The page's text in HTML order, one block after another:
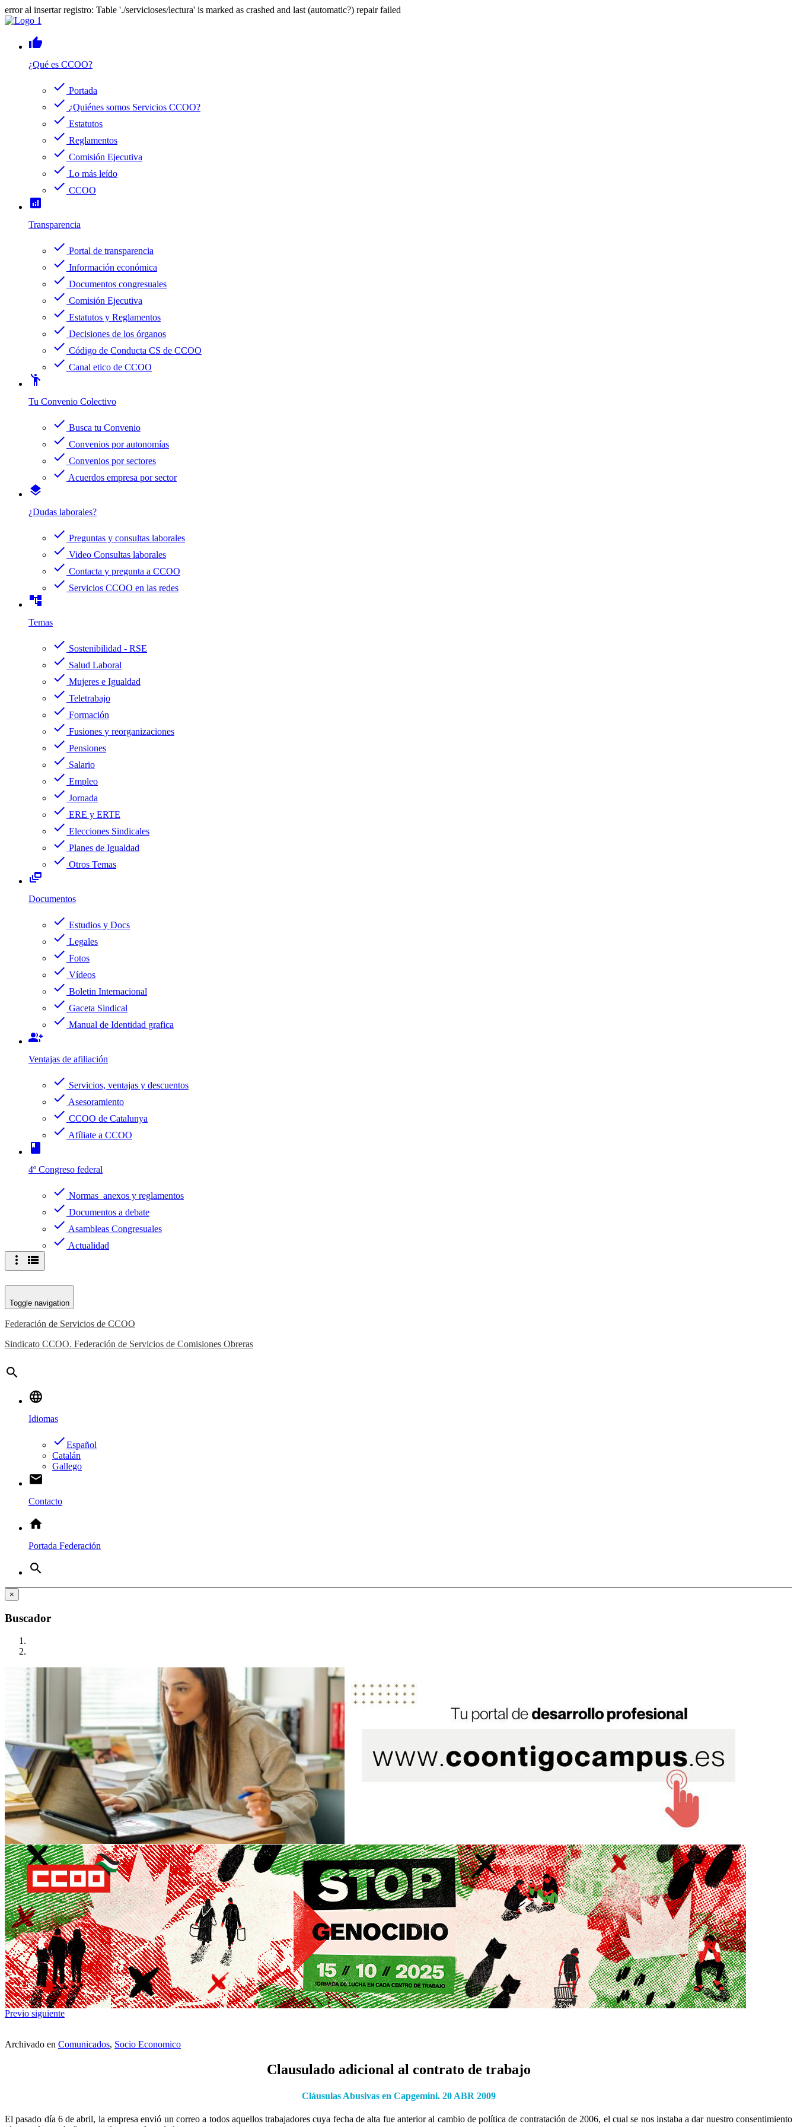
error al insertar registro: Table './servicioses/lectura' is marked as crashed and last (automatic?) repair failed
thumb_up
¿Qué es CCOO?
check Portada
check ¿Quiénes somos Servicios CCOO?
check Estatutos
check Reglamentos
check Comisión Ejecutiva
check Lo más leído
check CCOO
analytics
Transparencia
check Portal de transparencia
check Información económica
check Documentos congresuales
check Comisión Ejecutiva
check Estatutos y Reglamentos
check Decisiones de los órganos
check Código de Conducta CS de CCOO
check Canal etico de CCOO
emoji_people
Tu Convenio Colectivo
check Busca tu Convenio
check Convenios por autonomías
check Convenios por sectores
check Acuerdos empresa por sector
layers
¿Dudas laborales?
check Preguntas y consultas laborales
check Video Consultas laborales
check Contacta y pregunta a CCOO
check Servicios CCOO en las redes
account_tree
Temas
check Sostenibilidad - RSE
check Salud Laboral
check Mujeres e Igualdad
check Teletrabajo
check Formación
check Fusiones y reorganizaciones
check Pensiones
check Salario
check Empleo
check Jornada
check ERE y ERTE
check Elecciones Sindicales
check Planes de Igualdad
check Otros Temas
dynamic_feed
Documentos
check Estudios y Docs
check Legales
check Fotos
check Vídeos
check Boletin Internacional
check Gaceta Sindical
check Manual de Identidad grafica
group_add
Ventajas de afiliación
check Servicios, ventajas y descuentos
check Asesoramiento
check CCOO de Catalunya
check Afíliate a CCOO
book
4º Congreso federal
check Normas anexos y reglamentos
check Documentos a debate
check Asambleas Congresuales
check Actualidad
more_vert view_list
Toggle navigation
Federación de Servicios de CCOO
Sindicato CCOO. Federación de Servicios de Comisiones Obreras
search
language
Idiomas
doneEspañol
Catalán
Gallego
email
Contacto
home
Portada Federación
search
×
Buscador
Previo siguiente
Archivado en Comunicados, Socio Economico
Clausulado adicional al contrato de trabajo
Cláusulas Abusivas en Capgemini. 20 ABR 2009
El pasado día 6 de abril, la empresa envió un correo a todos aquellos trabajadores cuya fecha de alta fue anterior al cambio de política de contratación de 2006, el cual se nos instaba a dar nuestro consentimiento